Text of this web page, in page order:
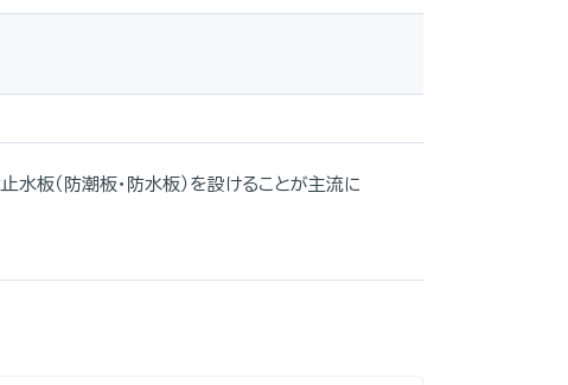
板（防潮板・防水板）を設けることが主流に